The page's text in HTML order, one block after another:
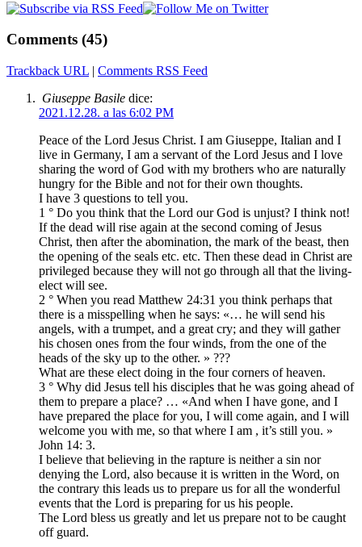
Comments (45)
Trackback URL | Comments RSS Feed
Giuseppe Basile dice:
2021.12.28. a las 6:02 PM
Peace of the Lord Jesus Christ. I am Giuseppe, Italian and I
live in Germany, I am a servant of the Lord Jesus and I love
sharing the word of God with my brothers who are naturally
hungry for the Bible and not for their own thoughts.
I have 3 questions to tell you.
1 ° Do you think that the Lord our God is unjust? I think not!
If the dead will rise again at the second coming of Jesus
Christ, then after the abomination, the mark of the beast, then
the opening of the seals etc. etc. Then these dead in Christ are
privileged because they will not go through all that the living-
elect will see.
2 ° When you read Matthew 24:31 you think perhaps that
there is a misspelling when he says: «… he will send his
angels, with a trumpet, and a great cry; and they will gather
his chosen ones from the four winds, from the one of the
heads of the sky up to the other. » ???
What are these elect doing in the four corners of heaven.
3 ° Why did Jesus tell his disciples that he was going ahead of
them to prepare a place? … «And when I have gone, and I
have prepared the place for you, I will come again, and I will
welcome you with me, so that where I am , it’s still you. »
John 14: 3.
I believe that believing in the rapture is neither a sin nor
denying the Lord, also because it is written in the Word, on
the contrary this leads us to prepare us for all the wonderful
events that the Lord is preparing for us his people.
The Lord bless us greatly and let us prepare not to be caught
off guard.